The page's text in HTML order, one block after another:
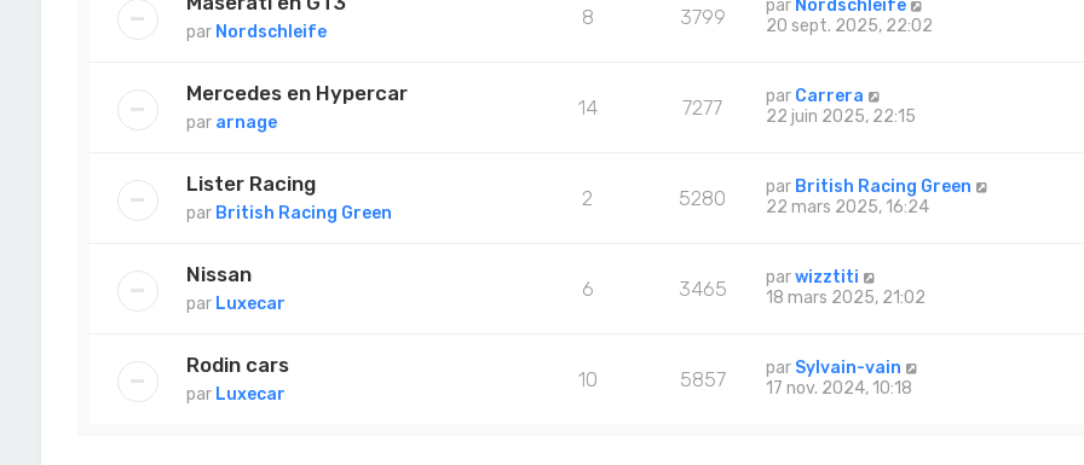
par Nordschleife
8 3799 par Nordschleife
20 sept. 2025, 22:02
Mercedes en Hypercar
par arnage
14 7277 par Carrera
22 juin 2025, 22:15
Lister Racing
par British Racing Green
2 5280 par British Racing Green
22 mars 2025, 16:24
Nissan
par Luxecar
6 3465 parwizztiti
18 mars 2025, 21:02
Rodin cars
par Luxecar
10 5857 par Sylvain-vain
17 nov. 2024, 10:18